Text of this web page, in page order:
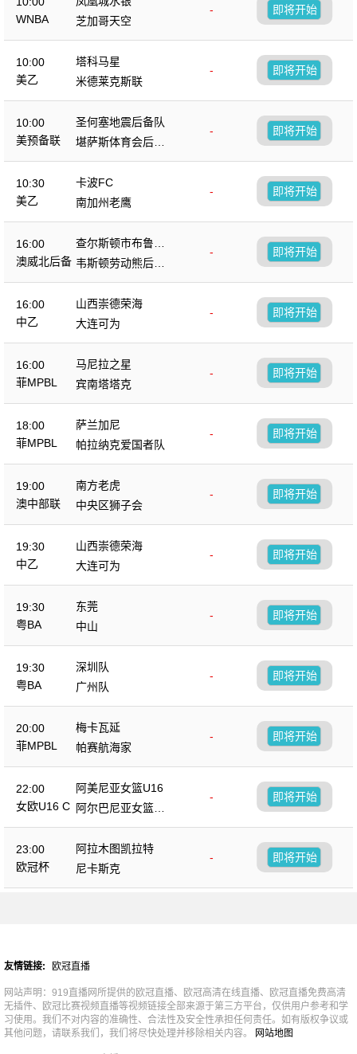
WNBA
-
芝加哥天空
即将开始
10:00
美乙
塔科马星
-
米德莱克斯联
即将开始
10:00
美预备联
圣何塞地震后备队
-
堪萨斯体育会后备
队
即将开始
10:30
美乙
卡波FC
-
南加州老鹰
即将开始
16:00
澳威北后备
查尔斯顿市布鲁斯
后备队
-
韦斯顿劳动熊后备
队
即将开始
16:00
中乙
山西崇德荣海
-
大连可为
即将开始
16:00
菲MPBL
马尼拉之星
-
宾南塔塔克
即将开始
18:00
菲MPBL
萨兰加尼
-
帕拉纳克爱国者队
即将开始
19:00
澳中部联
南方老虎
-
中央区狮子会
即将开始
19:30
中乙
山西崇德荣海
-
大连可为
即将开始
19:30
粤BA
东莞
-
中山
即将开始
19:30
粤BA
深圳队
-
广州队
即将开始
20:00
菲MPBL
梅卡瓦延
-
帕赛航海家
即将开始
22:00
女欧U16 C
阿美尼亚女篮U16
-
阿尔巴尼亚女篮U1
6
即将开始
23:00
欧冠杯
阿拉木图凯拉特
-
尼卡斯克
即将开始
友情链接: 欧冠直播
网站声明：919直播网所提供的欧冠直播、欧冠高清在线直播、欧冠直播免费高清
无插件、欧冠比赛视频直播等视频链接全部来源于第三方平台，仅供用户参考和学
习使用。我们不对内容的准确性、合法性及安全性承担任何责任。如有版权争议或
其他问题，请联系我们，我们将尽快处理并移除相关内容。
网站地图